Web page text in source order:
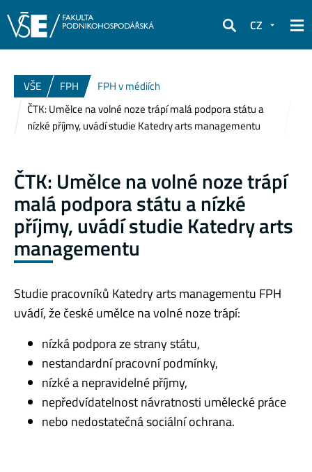
Hledat
CZ
VŠE FPH
FPH v médiích
ČTK: Umělce na volné noze trápí malá podpora státu a
nízké příjmy, uvádí studie Katedry arts managementu
ČTK: Umělce na volné noze trápí
malá podpora státu a nízké
příjmy, uvádí studie Katedry arts
managementu
Studie pracovníků Katedry arts managementu FPH
uvádí, že české umělce na volné noze trápí:
nízká podpora ze strany státu,
nestandardní pracovní podmínky,
nízké a nepravidelné příjmy,
nepředvídatelnost návratnosti umělecké práce
nebo nedostatečná sociální ochrana.